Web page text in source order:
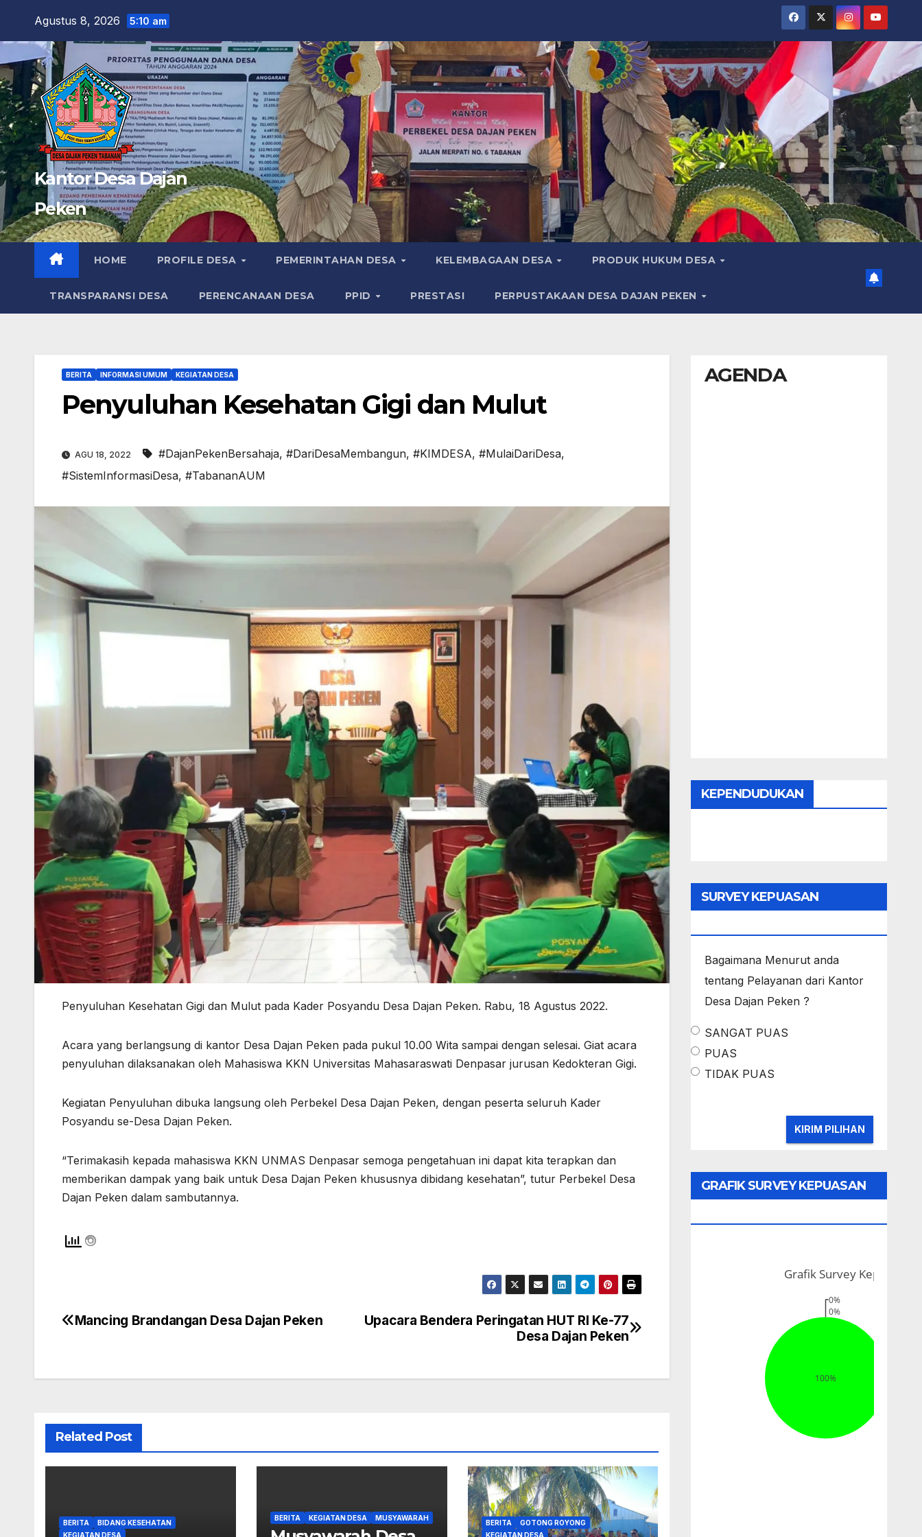
Agustus 8, 2026 5:10 am
Kantor Desa Dajan
Peken
HOME PROFILE DESA PEMERINTAHAN DESA KELEMBAGAAN DESA PRODUK HUKUM DESA
TRANSPARANSI DESA PERENCANAAN DESA PPID PRESTASI PERPUSTAKAAN DESA DAJAN PEKEN
BERITA INFORMASI UMUM KEGIATAN DESA
Penyuluhan Kesehatan Gigi dan Mulut
AGU 18, 2022 #DajanPekenBersahaja, #DariDesaMembangun, #KIMDESA, #MulaiDariDesa,
#SistemInformasiDesa, #TabananAUM
Penyuluhan Kesehatan Gigi dan Mulut pada Kader Posyandu Desa Dajan Peken. Rabu, 18 Agustus 2022.
Acara yang berlangsung di kantor Desa Dajan Peken pada pukul 10.00 Wita sampai dengan selesai. Giat acara
penyuluhan dilaksanakan oleh Mahasiswa KKN Universitas Mahasaraswati Denpasar jurusan Kedokteran Gigi.
Kegiatan Penyuluhan dibuka langsung oleh Perbekel Desa Dajan Peken, dengan peserta seluruh Kader
Posyandu se-Desa Dajan Peken.
“Terimakasih kepada mahasiswa KKN UNMAS Denpasar semoga pengetahuan ini dapat kita terapkan dan
memberikan dampak yang baik untuk Desa Dajan Peken khususnya dibidang kesehatan”, tutur Perbekel Desa
Dajan Peken dalam sambutannya.
Navigasi
Upacara Bendera Peringatan HUT RI Ke-77
Desa Dajan Peken
Mancing Brandangan Desa Dajan Peken
Related Post
BERITA
BIDANG KESEHATAN
KEGIATAN DESA
BERITA KEGIATAN DESA MUSYAWARAH
BERITA
GOTONG ROYONG
KEGIATAN DESA
AGENDA
KEPENDUDUKAN
SURVEY KEPUASAN
Bagaimana Menurut anda
tentang Pelayanan dari Kantor
Desa Dajan Peken ?
SANGAT PUAS
PUAS
TIDAK PUAS
GRAFIK SURVEY KEPUASAN